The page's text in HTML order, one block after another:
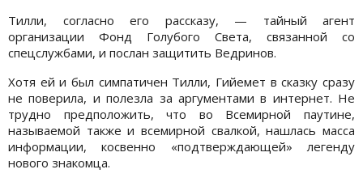
Тилли, согласно его рассказу, — тайный агент
организации Фонд Голубого Света, связанной со
спецслужбами, и послан защитить Ведринов.
Хотя ей и был симпатичен Тилли, Гийемет в сказку сразу
не поверила, и полезла за аргументами в интернет. Не
трудно предположить, что во Всемирной паутине,
называемой также и всемирной свалкой, нашлась масса
информации, косвенно «подтверждающей» легенду
нового знакомца.